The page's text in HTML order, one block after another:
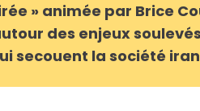
» animée par Brice
des enjeux
secouent la société